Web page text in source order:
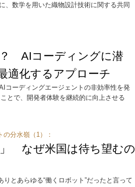
、数学を用いた織物設計技術に関する共同
AIコーディングに潜
適化するアプローチ
コーディングエージェントの非効率性を発
とで、開発者体験を継続的に向上させる
分水嶺（1）：
」 なぜ米国は待ち望むの
とあらゆる“働くロボット”だったと言って